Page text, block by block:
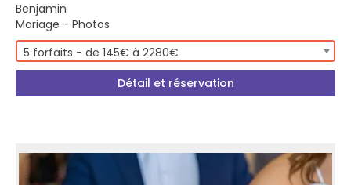
Benjamin
Mariage - Photos
5 forfaits - de 145€ à 2280€
Détail et réservation